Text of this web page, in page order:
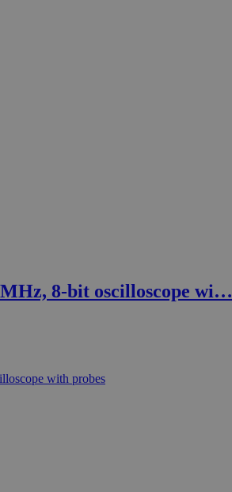
MHz, 8-bit oscilloscope wi…